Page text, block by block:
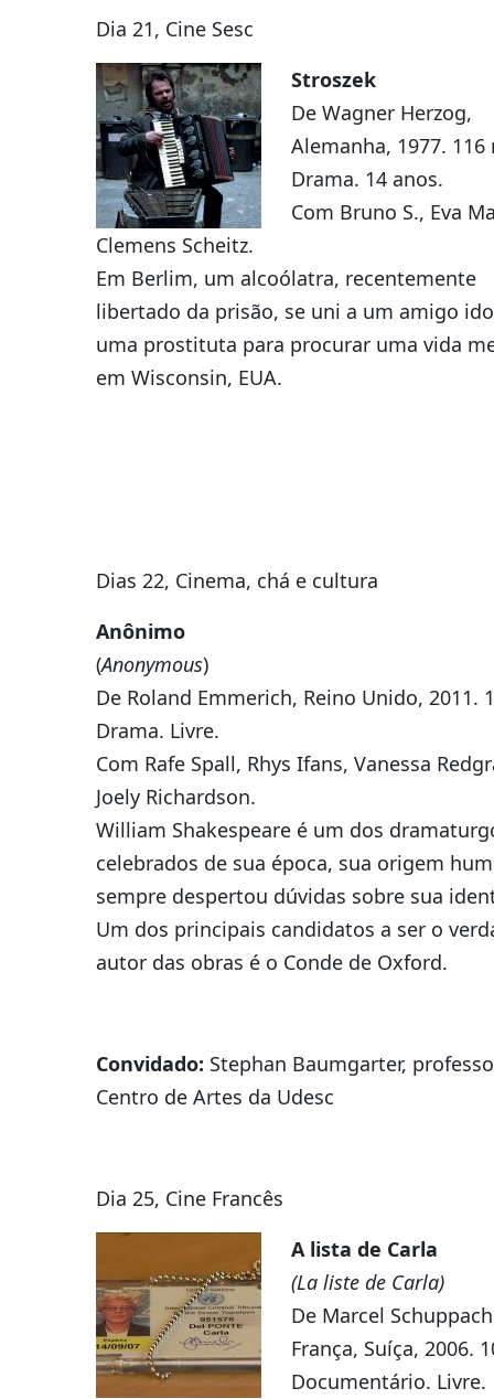
Dia 21, Cine Sesc
Stroszek
De Wagner Herzog,
Alemanha, 1977. 116
Drama. 14 anos.
Com Bruno S., Eva
Clemens Scheitz.
Em Berlim, um alcoólatra, recentemente
libertado da prisão, se uni a um amigo
uma prostituta para procurar uma vida
em Wisconsin, EUA.
Dias 22, Cinema, chá e cultura
Anônimo
(Anonymous)
De Roland Emmerich, Reino Unido, 2011.
Drama. Livre.
Com Rafe Spall, Rhys Ifans, Vanessa
Joely Richardson.
William Shakespeare é um dos
celebrados de sua época, sua origem
sempre despertou dúvidas sobre sua
Um dos principais candidatos a ser o
autor das obras é o Conde de Oxford.
Convidado: Stephan Baumgarter,
Centro de Artes da Udesc
Dia 25, Cine Francês
A lista de Carla
(La liste de Carla)
De Marcel
França, Suíça, 2006.
Documentário. Livre.